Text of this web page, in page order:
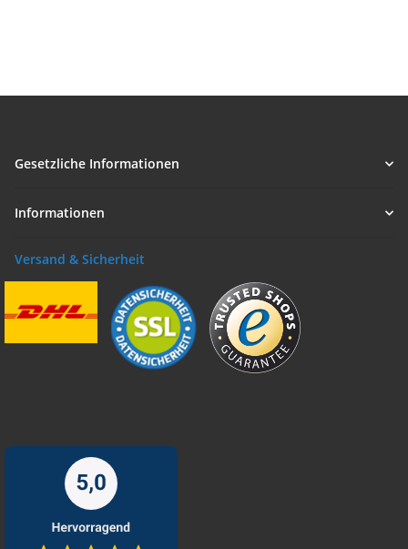
Gesetzliche Informationen
Informationen
Versand & Sicherheit